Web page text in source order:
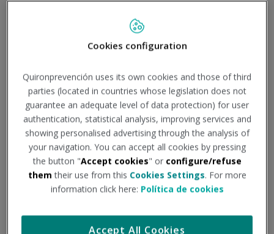
Trabajar bajo presión:
¿hasta qué punto es
saludable?
Publicado el 22de enerode 2019
PRODUCTIVIDAD LABORAL-RIESGOS EN EL PUESTO
DE TRABAJO- SALUD LABORAL
Trabajar bajo presión o mantener el
ritmo de eficacia en condiciones
Cookies configuration
Quironprevención uses its own cookies and those of third
parties (located in countries whose legislation does not
guarantee an adequate level of data protection) for user
authentication, statistical analysis, improving services and
showing personalised advertising through the analysis of
your navigation. You can accept all cookies by pressing
the button "Accept cookies" or configure/refuse
them their use from this Cookies Settings. For more
information click here: Política de cookies
Accept All Cookies